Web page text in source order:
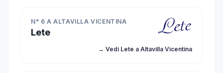
N° 6 A ALTAVILLA VICENTINA
Lete
→ Vedi Lete a Altavilla Vicentina